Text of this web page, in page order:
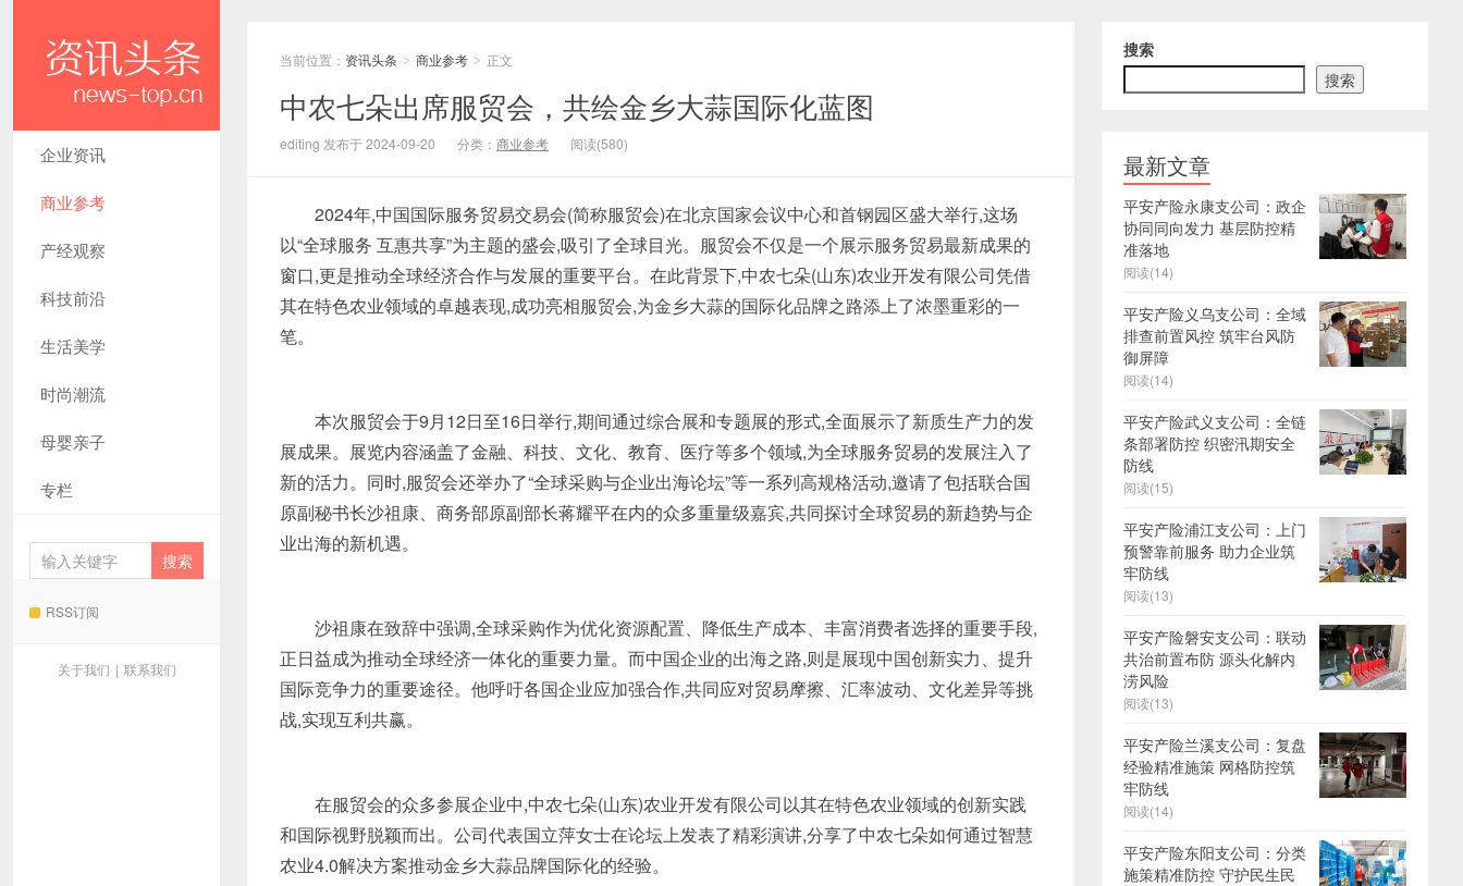
企业资讯
商业参考
产经观察
科技前沿
生活美学
时尚潮流
母婴亲子
专栏
RSS订阅
关于我们 | 联系我们
当前位置： 资讯头条 > 商业参考 > 正文
中农七朵出席服贸会，共绘金乡大蒜国际化蓝图
editing 发布于 2024-09-20 分类： 商业参考 阅读(580)
2024年,中国国际服务贸易交易会(简称服贸会)在北京国家会议中心和首钢园区盛大举行,这场
以“全球服务 互惠共享”为主题的盛会,吸引了全球目光。服贸会不仅是一个展示服务贸易最新成果的
窗口,更是推动全球经济合作与发展的重要平台。在此背景下,中农七朵(山东)农业开发有限公司凭借
其在特色农业领域的卓越表现,成功亮相服贸会,为金乡大蒜的国际化品牌之路添上了浓墨重彩的一
笔。
本次服贸会于9月12日至16日举行,期间通过综合展和专题展的形式,全面展示了新质生产力的发
展成果。展览内容涵盖了金融、科技、文化、教育、医疗等多个领域,为全球服务贸易的发展注入了
新的活力。同时,服贸会还举办了“全球采购与企业出海论坛”等一系列高规格活动,邀请了包括联合国
原副秘书长沙祖康、商务部原副部长蒋耀平在内的众多重量级嘉宾,共同探讨全球贸易的新趋势与企
业出海的新机遇。
沙祖康在致辞中强调,全球采购作为优化资源配置、降低生产成本、丰富消费者选择的重要手段,
正日益成为推动全球经济一体化的重要力量。而中国企业的出海之路,则是展现中国创新实力、提升
国际竞争力的重要途径。他呼吁各国企业应加强合作,共同应对贸易摩擦、汇率波动、文化差异等挑
战,实现互利共赢。
在服贸会的众多参展企业中,中农七朵(山东)农业开发有限公司以其在特色农业领域的创新实践
和国际视野脱颖而出。公司代表国立萍女士在论坛上发表了精彩演讲,分享了中农七朵如何通过智慧
农业4.0解决方案推动金乡大蒜品牌国际化的经验。
搜索
搜索
最新文章
平安产险永康支公司：政企
协同同向发力 基层防控精
准落地
阅读(14)
平安产险义乌支公司：全域
排查前置风控 筑牢台风防
御屏障
阅读(14)
平安产险武义支公司：全链
条部署防控 织密汛期安全
防线
阅读(15)
平安产险浦江支公司：上门
预警靠前服务 助力企业筑
牢防线
阅读(13)
平安产险磐安支公司：联动
共治前置布防 源头化解内
涝风险
阅读(13)
平安产险兰溪支公司：复盘
经验精准施策 网格防控筑
牢防线
阅读(14)
平安产险东阳支公司：分类
施策精准防控 守护民生民